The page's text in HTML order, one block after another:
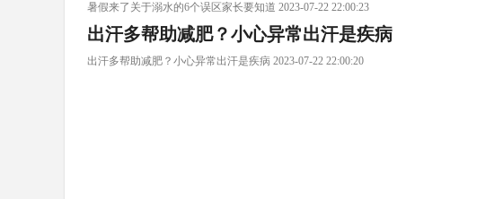
暑假来了关于溺水的6个误区家长要知道 2023-07-22 22:00:23
出汗多帮助减肥？小心异常出汗是疾病
出汗多帮助减肥？小心异常出汗是疾病 2023-07-22 22:00:20